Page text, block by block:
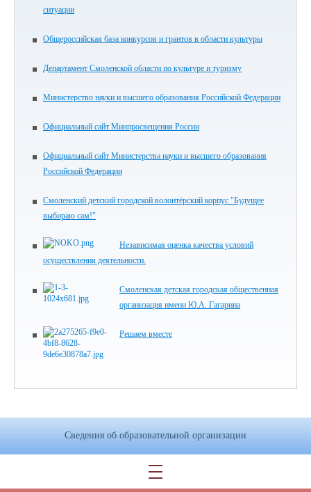
ситуации
Общероссийская база конкурсов и грантов в области культуры
Департамент Смоленской области по культуре и туризму
Министерство науки и высшего образования Российской Федерации
Официальный сайт Минпросвещения России
Официальный сайт Министерства науки и высшего образования
Российской Федерации
Смоленский детский городской волонтёрский корпус "Будущее
выбираю сам!"
Независимая оценка качества условий
осуществления деятельности.
Смоленская детская городская общественная
организация имени Ю.А. Гагарина
Решаем вместе
Сведения об образовательной организации